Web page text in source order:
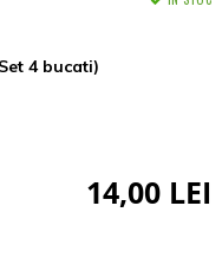
4 bucati)
14,00 LEI